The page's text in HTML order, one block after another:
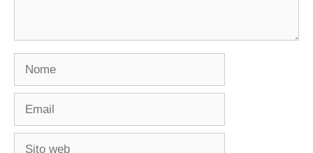
Nome
Email
Sito